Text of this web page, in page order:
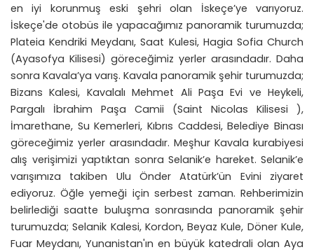
en iyi korunmuş eski şehri olan İskeçe’ye varıyoruz.
İskeçe'de otobüs ile yapacağımız panoramik turumuzda;
Plateia Kendriki Meydanı, Saat Kulesi, Hagia Sofia Church
(Ayasofya Kilisesi) göreceğimiz yerler arasındadır. Daha
sonra Kavala’ya varış. Kavala panoramik şehir turumuzda;
Bizans Kalesi, Kavalalı Mehmet Ali Paşa Evi ve Heykeli,
Pargalı İbrahim Paşa Camii (Saint Nicolas Kilisesi ),
İmarethane, Su Kemerleri, Kıbrıs Caddesi, Belediye Binası
göreceğimiz yerler arasındadır. Meşhur Kavala kurabiyesi
alış verişimizi yaptıktan sonra Selanik’e hareket. Selanik’e
varışımıza takiben Ulu Önder Atatürk’ün Evini ziyaret
ediyoruz. Öğle yemeği için serbest zaman. Rehberimizin
belirlediği saatte buluşma sonrasında panoramik şehir
turumuzda; Selanik Kalesi, Kordon, Beyaz Kule, Döner Kule,
Fuar Meydanı, Yunanistan'ın en büyük katedrali olan Aya